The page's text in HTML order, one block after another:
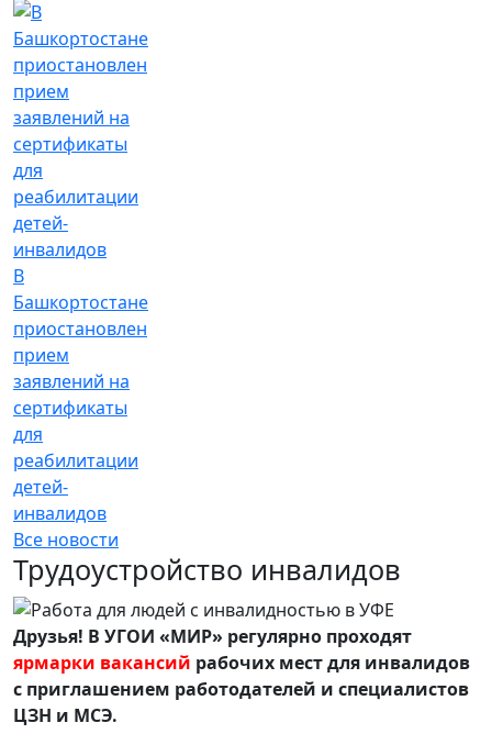
В
Башкортостане
приостановлен
прием
заявлений на
сертификаты
для
реабилитации
детей-
инвалидов
Все новости
Трудоустройство инвалидов
Друзья! В УГОИ «МИР» регулярно проходят
ярмарки вакансий рабочих мест для инвалидов
с приглашением работодателей и специалистов
ЦЗН и МСЭ.